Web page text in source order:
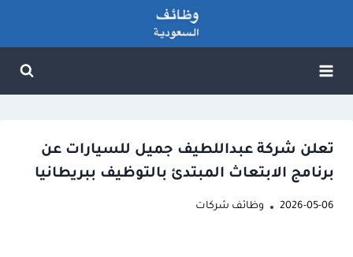
المحتوى
تعلن شركة عبداللطيف جميل للسيارات عن
برنامج الابتعاث المبتدئ بالتوظيف ببريطانيا
2026-05-06 وظائف شركات